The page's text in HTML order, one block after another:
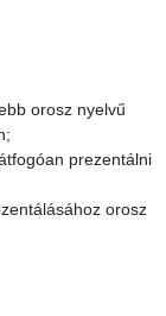
orosz nyelvű
prezentálni
orosz